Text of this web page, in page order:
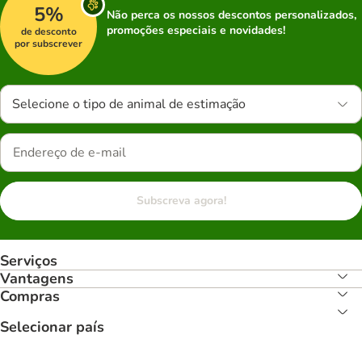
5%
de desconto
por subscrever
Não perca os nossos descontos personalizados,
promoções especiais e novidades!
Selecione o tipo de animal de estimação
Subscreva agora!
Serviços
Vantagens
Compras
Selecionar país